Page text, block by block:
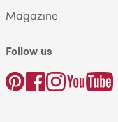
Magazine
Follow us